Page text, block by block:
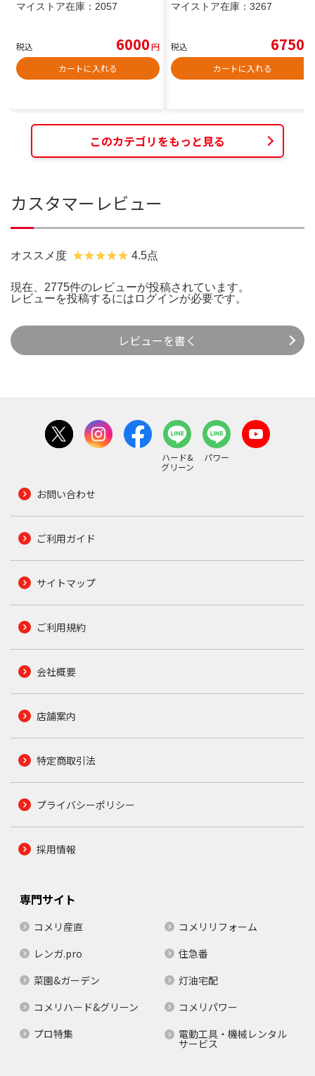
マイストア在庫： 2057
税込 6000円
カートに入れる
マイストア在庫： 3267
税込 6750
カートに入れる
このカテゴリをもっと見る
カスタマーレビュー
オススメ度 4.5点
現在、2775件のレビューが投稿されています。
レビューを投稿するには ログインが必要です。
レビューを書く
ハード&
グリーン
パワー
お問い合わせ
ご利用ガイド
サイトマップ
ご利用規約
会社概要
店舗案内
特定商取引法
プライバシーポリシー
採用情報
専門サイト
コメリ産直
コメリリフォーム
レンガ.pro
住急番
菜園&ガーデン
灯油宅配
コメリハード&グリーン
コメリパワー
プロ特集
電動工具・機械レンタル
サービス